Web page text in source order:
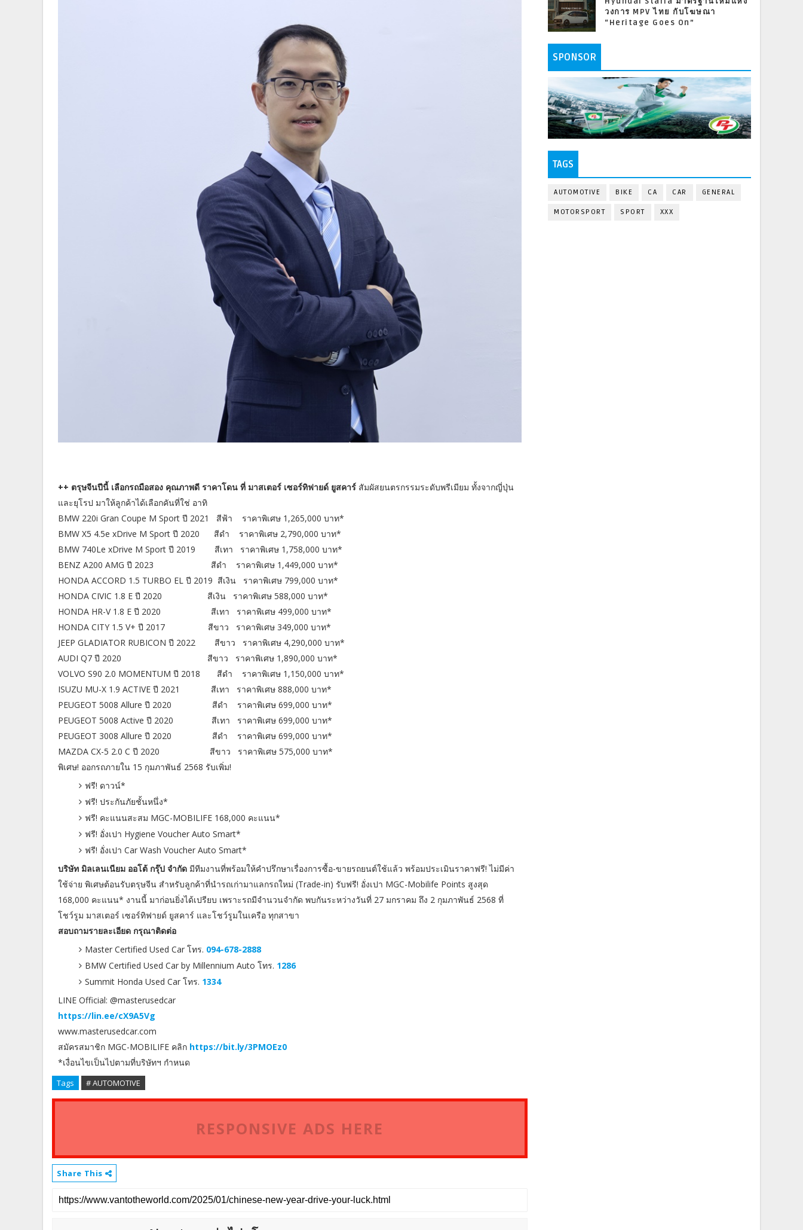
++ ตรุษจีนปีนี้ เลือกรถมือสอง คุณภาพดี ราคาโดน ที่ มาสเตอร์ เซอร์ทิฟายด์ ยูสคาร์ สัมผัสยนตรกรรมระดับพรีเมียม ทั้งจากญี่ปุ่น
และยุโรป มาให้ลูกค้าได้เลือกคันที่ใช่ อาทิ
BMW 220i Gran Coupe M Sport ปี 2021 สีฟ้า ราคาพิเศษ 1,265,000 บาท*
BMW X5 4.5e xDrive M Sport ปี 2020 สีดำ ราคาพิเศษ 2,790,000 บาท*
BMW 740Le xDrive M Sport ปี 2019 สีเทา ราคาพิเศษ 1,758,000 บาท*
BENZ A200 AMG ปี 2023 สีดำ ราคาพิเศษ 1,449,000 บาท*
HONDA ACCORD 1.5 TURBO EL ปี 2019 สีเงิน ราคาพิเศษ 799,000 บาท*
HONDA CIVIC 1.8 E ปี 2020 สีเงิน ราคาพิเศษ 588,000 บาท*
HONDA HR-V 1.8 E ปี 2020 สีเทา ราคาพิเศษ 499,000 บาท*
HONDA CITY 1.5 V+ ปี 2017 สีขาว ราคาพิเศษ 349,000 บาท*
JEEP GLADIATOR RUBICON ปี 2022 สีขาว ราคาพิเศษ 4,290,000 บาท*
AUDI Q7 ปี 2020 สีขาว ราคาพิเศษ 1,890,000 บาท*
VOLVO S90 2.0 MOMENTUM ปี 2018 สีดำ ราคาพิเศษ 1,150,000 บาท*
ISUZU MU-X 1.9 ACTIVE ปี 2021 สีเทา ราคาพิเศษ 888,000 บาท*
PEUGEOT 5008 Allure ปี 2020 สีดำ ราคาพิเศษ 699,000 บาท*
PEUGEOT 5008 Active ปี 2020 สีเทา ราคาพิเศษ 699,000 บาท*
PEUGEOT 3008 Allure ปี 2020 สีดำ ราคาพิเศษ 699,000 บาท*
MAZDA CX-5 2.0 C ปี 2020 สีขาว ราคาพิเศษ 575,000 บาท*
พิเศษ! ออกรถภายใน 15 กุมภาพันธ์ 2568 รับเพิ่ม!
ฟรี! ดาวน์*
ฟรี! ประกันภัยชั้นหนึ่ง*
ฟรี! คะแนนสะสม MGC-MOBILIFE 168,000 คะแนน*
ฟรี! อั่งเปา Hygiene Voucher Auto Smart*
ฟรี! อั่งเปา Car Wash Voucher Auto Smart*
บริษัท มิลเลนเนียม ออโต้ กรุ๊ป จำกัด มีทีมงานที่พร้อมให้คำปรึกษาเรื่องการซื้อ-ขายรถยนต์ใช้แล้ว พร้อมประเมินราคาฟรี! ไม่มีค่า
ใช้จ่าย พิเศษต้อนรับตรุษจีน สำหรับลูกค้าที่นำรถเก่ามาแลกรถใหม่ (Trade-in) รับฟรี! อั่งเปา MGC-Mobilife Points สูงสุด
168,000 คะแนน* งานนี้ มาก่อนยิ่งได้เปรียบ เพราะรถมีจำนวนจำกัด พบกันระหว่างวันที่ 27 มกราคม ถึง 2 กุมภาพันธ์ 2568 ที่
โชว์รูม มาสเตอร์ เซอร์ทิฟายด์ ยูสคาร์ และโชว์รูมในเครือ ทุกสาขา
สอบถามรายละเอียด กรุณาติดต่อ
Master Certified Used Car โทร. 094-678-2888
BMW Certified Used Car by Millennium Auto โทร. 1286
Summit Honda Used Car โทร. 1334
LINE Official: @masterusedcar
https://lin.ee/cX9A5Vg
www.masterusedcar.com
สมัครสมาชิก MGC-MOBILIFE คลิก https://bit.ly/3PMOEz0
*เงื่อนไขเป็นไปตามที่บริษัทฯ กำหนด
Tags # AUTOMOTIVE
RESPONSIVE ADS HERE
Share This
วงการ MPV ไทย กับโฆษณา
“Heritage Goes On”
SPONSOR
TAGS
AUTOMOTIVE BIKE CA CAR GENERAL
MOTORSPORT SPORT XXX